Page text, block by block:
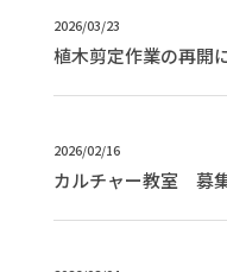
2026/03/23
植木剪定作業の再開
2026/02/16
カルチャー教室 募